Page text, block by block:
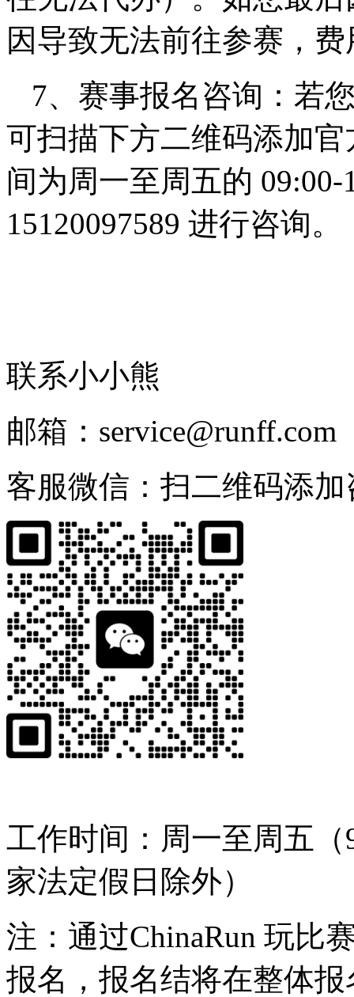
因导致无法前往参赛，
7、赛事报名咨询：若
可扫描下方二维码添加
间为周一至周五的
15120097589 进行咨询。
联系小小熊
邮箱：service@runff.com
客服微信：扫二维码添加
工作时间：周一至周五
家法定假日除外）
注：通过ChinaRun 玩比
报名，报名结将在整体